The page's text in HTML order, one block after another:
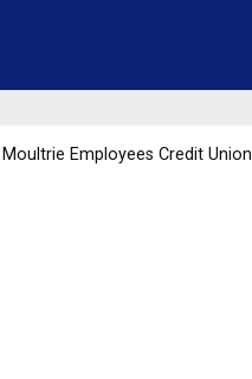
Moultrie Employees Credit Union